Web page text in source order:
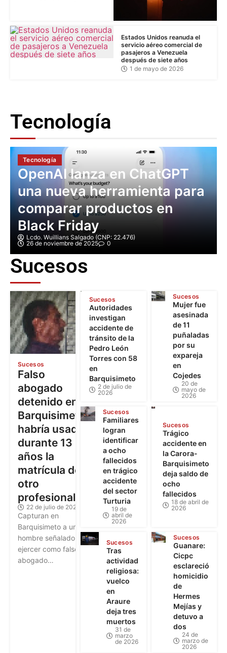
Estados Unidos reanuda el
servicio aéreo comercial de
pasajeros a Venezuela
después de siete años
1 de mayo de 2026
Tecnología
Tecnología
OpenAI lanza en ChatGPT
una nueva herramienta para
comparar productos en
Black Friday
Lcdo. Wuillians Salgado (CNP: 22.476)
26 de noviembre de 2025
0
Sucesos
Sucesos
Falso
abogado
detenido en
Barquisimeto:
habría usado
durante 13
años la
matrícula de
otro
profesional
22 de julio de 2026
Capturan en
Barquisimeto a un
hombre señalado de
ejercer como falso
abogado…
Sucesos
Autoridades
investigan
accidente de
tránsito de la
Pedro León
Torres con 58
en
Barquisimeto
2 de julio de
2026
Sucesos
Mujer fue
asesinada
de 11
puñaladas
por su
expareja
en
Cojedes
20 de
mayo de
2026
Sucesos
Familiares
logran
identificar
a ocho
fallecidos
en trágico
accidente
del sector
Turturia
19 de
abril de
2026
Sucesos
Trágico
accidente en
la Carora-
Barquisimeto
deja saldo de
ocho
fallecidos
18 de abril de
2026
Sucesos
Tras
actividad
religiosa:
vuelco
en
Araure
deja tres
muertos
31 de
marzo
de 2026
Sucesos
Guanare:
Cicpc
esclareció
homicidio
de
Hermes
Mejías y
detuvo a
dos
24 de
marzo de
2026